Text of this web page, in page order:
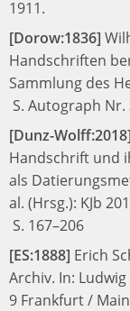
1911.
[Dorow:1836]
Handschriften
Sammlung des
S. Autograph Nr.
[Dunz-Wolff:2018]
Handschrift und
als
al. (Hrsg.): KJb
S. 167–206
[ES:1888] Erich
Archiv. In:
9 Frankfurt /